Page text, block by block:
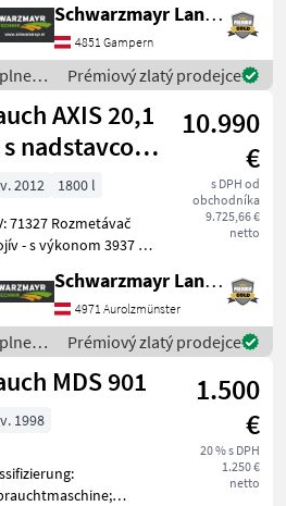
Behälter - mit 180cm
- mit 91cm
- mit
Schwarzmayr Landtechnik GmbH - Gampern
4851 Gampern
a
Prémiový zlatý prodejce
AXIS 20,1
s nadstavcom
800
10.990
€
s DPH od
obchodníka
9.725,66 €
netto
2012
1800 l
Rozmetávač
- s výkonom 3937 ha
1000 l - s
vážiacou
100 Hz - s
závislým od
a
Schwarzmayr Landtechnik GmbH - Aurolzmünster
4971 Aurolzmünster
a
Prémiový zlatý prodejce
MDS 901
1.500
€
20 % s DPH
1.250 €
netto
1998